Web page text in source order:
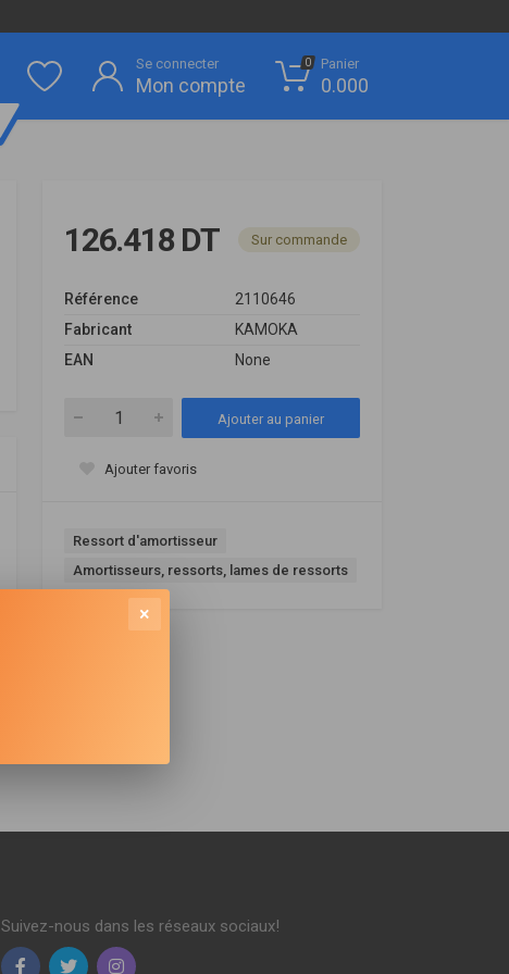
Se connecter
Mon compte
0 Panier
0.000
126.418 DT Sur commande
Référence
2110646
Fabricant
KAMOKA
EAN
None
Ajouter au panier
Ajouter favoris
Ressort d'amortisseur
Amortisseurs, ressorts, lames de ressorts
Suivez-nous dans les réseaux sociaux!
×